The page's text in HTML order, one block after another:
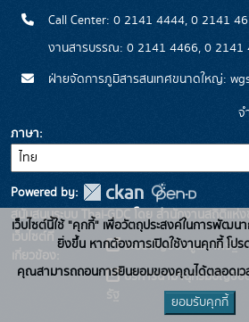
Call Center: 0 2141 4444, 0 2141
งานสารบรรณ: 0 2141 4466, 0 2141
ฝ่ายจัดการภูมิสารสนเทศขนาดใหญ่:
จ
ภาษา
Powered by:
สนับสนุนระบบ Thai-GDC โดย สำนักงานสถิติแห่
เว็บไซต์ที่
เกี่ยวข้อง:
ระบบบัญชีข้อมูลภาครัฐ
บริการนามานุกรมบัญชีข้
เว็บไซต์นี้ใช้ "คุกกี้" เพื่อวัตถุประสงค์ในการพัฒน
ยิ่งขึ้น หากต้องการเปิดใช้งานคุกกี้ โป
คุณสามารถถอนการยินยอมของคุณได้ตลอดเว
ยอมรับคุกกี้